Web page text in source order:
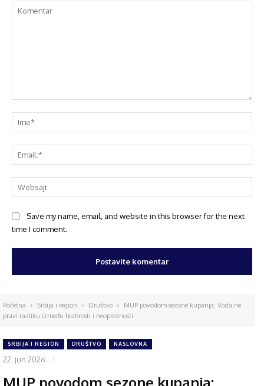
Save my name, email, and website in this browser for the next
time I comment.